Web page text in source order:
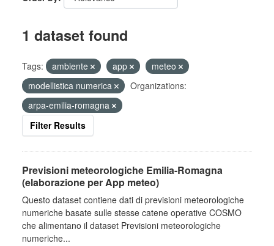
1 dataset found
Tags: ambiente app
meteo
modellistica numerica
Organizations:
arpa-emilia-romagna
Filter Results
Previsioni meteorologiche Emilia-Romagna
(elaborazione per App meteo)
Questo dataset contiene dati di previsioni meteorologiche
numeriche basate sulle stesse catene operative COSMO
che alimentano il dataset Previsioni meteorologiche
numeriche...